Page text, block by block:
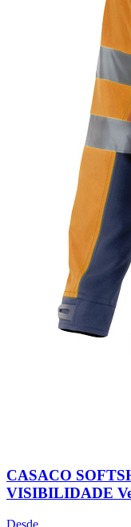
CASACO
VISIBILIDADE
Desde